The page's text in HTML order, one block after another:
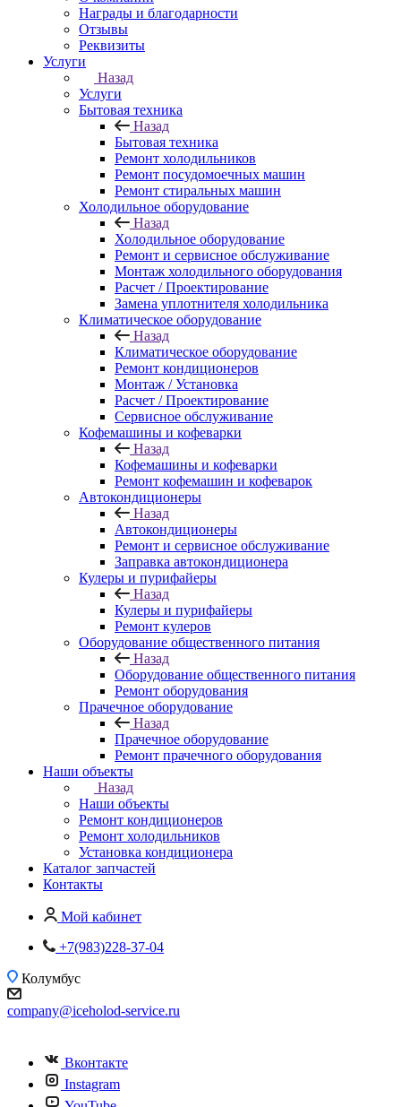
Награды и благодарности
Отзывы
Реквизиты
Услуги
Назад
Услуги
Бытовая техника
Назад
Бытовая техника
Ремонт холодильников
Ремонт посудомоечных машин
Ремонт стиральных машин
Холодильное оборудование
Назад
Холодильное оборудование
Ремонт и сервисное обслуживание
Монтаж холодильного оборудования
Расчет / Проектирование
Замена уплотнителя холодильника
Климатическое оборудование
Назад
Климатическое оборудование
Ремонт кондиционеров
Монтаж / Установка
Расчет / Проектирование
Сервисное обслуживание
Кофемашины и кофеварки
Назад
Кофемашины и кофеварки
Ремонт кофемашин и кофеварок
Автокондиционеры
Назад
Автокондиционеры
Ремонт и сервисное обслуживание
Заправка автокондиционера
Кулеры и пурифайеры
Назад
Кулеры и пурифайеры
Ремонт кулеров
Оборудование общественного питания
Назад
Оборудование общественного питания
Ремонт оборудования
Прачечное оборудование
Назад
Прачечное оборудование
Ремонт прачечного оборудования
Наши объекты
Назад
Наши объекты
Ремонт кондиционеров
Ремонт холодильников
Установка кондиционера
Каталог запчастей
Контакты
Мой кабинет
+7(983)228-37-04
Колумбус
company@iceholod-service.ru
Вконтакте
Instagram